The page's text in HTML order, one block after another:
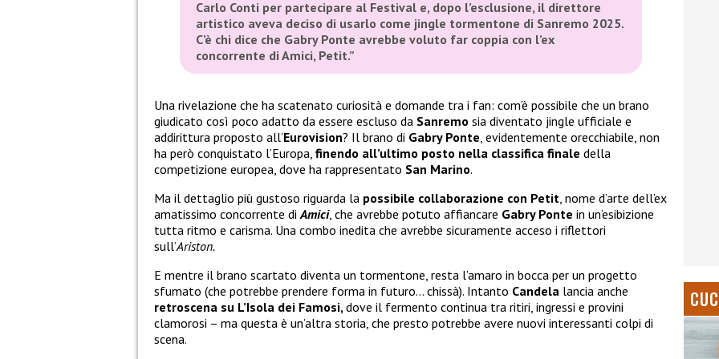
Carlo Conti per partecipare al Festival e, dopo l’esclusione, il direttore
artistico aveva deciso di usarlo come jingle tormentone di Sanremo 2025.
C’è chi dice che Gabry Ponte avrebbe voluto far coppia con l’ex
concorrente di Amici, Petit.”
Una rivelazione che ha scatenato curiosità e domande tra i fan: com’è possibile che un brano
giudicato così poco adatto da essere escluso da Sanremo sia diventato jingle ufficiale e
addirittura proposto all’Eurovision? Il brano di Gabry Ponte, evidentemente orecchiabile, non
ha però conquistato l’Europa, finendo all’ultimo posto nella classifica finale della
competizione europea, dove ha rappresentato San Marino.
Ma il dettaglio più gustoso riguarda la possibile collaborazione con Petit, nome d’arte dell’ex
amatissimo concorrente diAmici, che avrebbe potuto affiancare Gabry Ponte in un’esibizione
tutta ritmo e carisma. Una combo inedita che avrebbe sicuramente acceso i riflettori
sull’Ariston.
E mentre il brano scartato diventa un tormentone, resta l’amaro in bocca per un progetto
sfumato (che potrebbe prendere forma in futuro… chissà). Intanto Candela lancia anche
retroscena su L’Isola dei Famosi,dove il fermento continua tra ritiri, ingressi e provini
clamorosi – ma questa è un’altra storia, che presto potrebbe avere nuovi interessanti colpi di
scena.